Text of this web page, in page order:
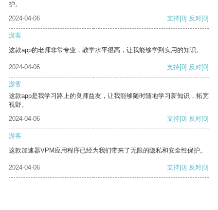
护。
2024-04-06
支持[0] 反对[0]
游客
这款app的老师非常专业，教学水平很高，让我能够学到实用的知识。
2024-04-06 支持[0] 反对[0]
游客
这款app是我学习路上的良师益友，让我能够随时随地学习新知识，拓宽
视野。
2024-04-06
支持[0] 反对[0]
游客
这款加速器VPM应用程序已经为我们带来了无限的隐私和安全性保护。
2024-04-06 支持[0] 反对[0]